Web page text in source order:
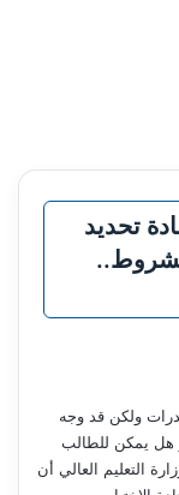
تحديد
ولكن قد وجه
هل يمكن للطالب
التعليم العالي أن